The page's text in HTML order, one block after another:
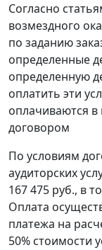
Согласно
возмездного
по заданию
определенные
определенную
оплатить эти
оплачиваются
договором
По условиям
аудиторских
167 475 руб., в
Оплата
платежа на
50% стоимости